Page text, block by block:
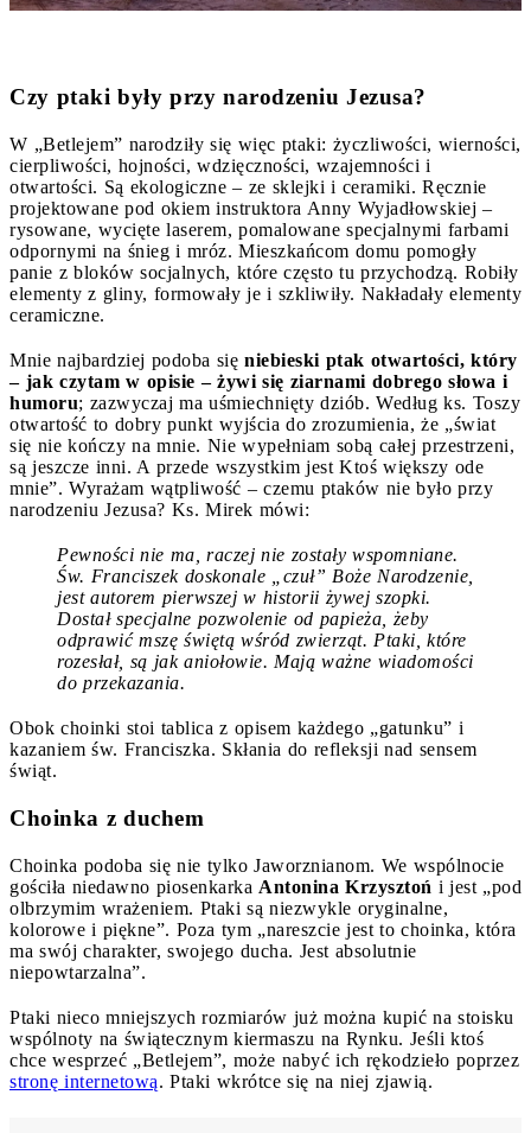
Czy ptaki były przy narodzeniu Jezusa?
W „Betlejem” narodziły się więc ptaki: życzliwości, wierności,
cierpliwości, hojności, wdzięczności, wzajemności i
otwartości. Są ekologiczne – ze sklejki i ceramiki. Ręcznie
projektowane pod okiem instruktora Anny Wyjadłowskiej –
rysowane, wycięte laserem, pomalowane specjalnymi farbami
odpornymi na śnieg i mróz. Mieszkańcom domu pomogły
panie z bloków socjalnych, które często tu przychodzą. Robiły
elementy z gliny, formowały je i szkliwiły. Nakładały elementy
ceramiczne.
Mnie najbardziej podoba się niebieski ptak otwartości, który
– jak czytam w opisie – żywi się ziarnami dobrego słowa i
humoru; zazwyczaj ma uśmiechnięty dziób. Według ks. Toszy
otwartość to dobry punkt wyjścia do zrozumienia, że „świat
się nie kończy na mnie. Nie wypełniam sobą całej przestrzeni,
są jeszcze inni. A przede wszystkim jest Ktoś większy ode
mnie”. Wyrażam wątpliwość – czemu ptaków nie było przy
narodzeniu Jezusa? Ks. Mirek mówi:
Pewności nie ma, raczej nie zostały wspomniane.
Św. Franciszek doskonale „czuł” Boże Narodzenie,
jest autorem pierwszej w historii żywej szopki.
Dostał specjalne pozwolenie od papieża, żeby
odprawić mszę świętą wśród zwierząt. Ptaki, które
rozesłał, są jak aniołowie. Mają ważne wiadomości
do przekazania.
Obok choinki stoi tablica z opisem każdego „gatunku” i
kazaniem św. Franciszka. Skłania do refleksji nad sensem
świąt.
Choinka z duchem
Choinka podoba się nie tylko Jaworznianom. We wspólnocie
gościła niedawno piosenkarka Antonina Krzysztoń i jest „pod
olbrzymim wrażeniem. Ptaki są niezwykle oryginalne,
kolorowe i piękne”. Poza tym „nareszcie jest to choinka, która
ma swój charakter, swojego ducha. Jest absolutnie
niepowtarzalna”.
Ptaki nieco mniejszych rozmiarów już można kupić na stoisku
wspólnoty na świątecznym kiermaszu na Rynku. Jeśli ktoś
chce wesprzeć „Betlejem”, może nabyć ich rękodzieło poprzez
stronę internetową. Ptaki wkrótce się na niej zjawią.